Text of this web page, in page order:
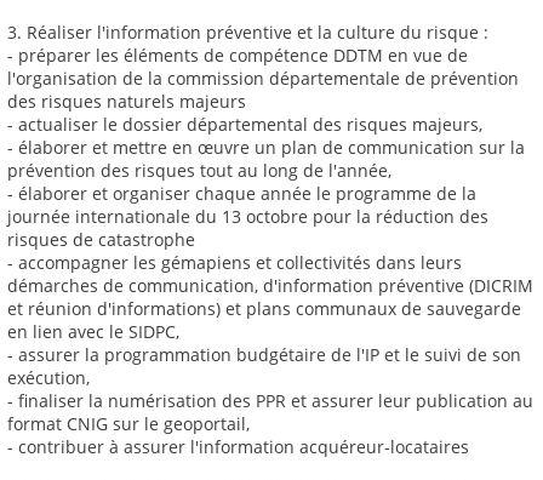
3. Réaliser l'information préventive et la culture du risque :
- préparer les éléments de compétence DDTM en vue de
l'organisation de la commission départementale de prévention
des risques naturels majeurs
- actualiser le dossier départemental des risques majeurs,
- élaborer et mettre en œuvre un plan de communication sur la
prévention des risques tout au long de l'année,
- élaborer et organiser chaque année le programme de la
journée internationale du 13 octobre pour la réduction des
risques de catastrophe
- accompagner les gémapiens et collectivités dans leurs
démarches de communication, d'information préventive (DICRIM
et réunion d'informations) et plans communaux de sauvegarde
en lien avec le SIDPC,
- assurer la programmation budgétaire de l'IP et le suivi de son
exécution,
- finaliser la numérisation des PPR et assurer leur publication au
format CNIG sur le geoportail,
- contribuer à assurer l'information acquéreur-locataires